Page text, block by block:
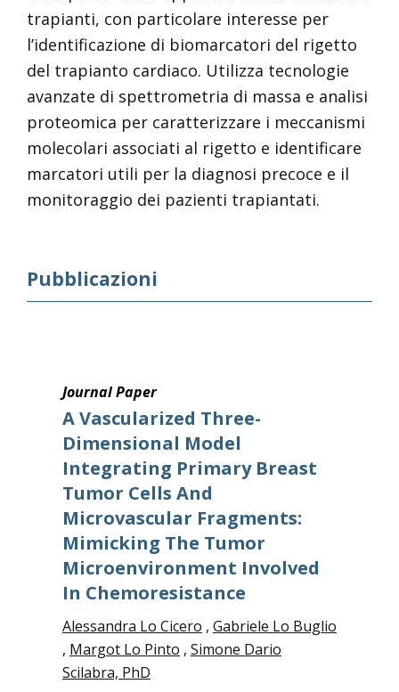
trapianti, con particolare interesse per
l’identificazione di biomarcatori del rigetto
del trapianto cardiaco. Utilizza tecnologie
avanzate di spettrometria di massa e analisi
proteomica per caratterizzare i meccanismi
molecolari associati al rigetto e identificare
marcatori utili per la diagnosi precoce e il
monitoraggio dei pazienti trapiantati.
Pubblicazioni
Journal Paper
A Vascularized Three-
Dimensional Model
Integrating Primary Breast
Tumor Cells And
Microvascular Fragments:
Mimicking The Tumor
Microenvironment Involved
In Chemoresistance
Alessandra Lo Cicero , Gabriele Lo Buglio
, Margot Lo Pinto , Simone Dario
Scilabra, PhD